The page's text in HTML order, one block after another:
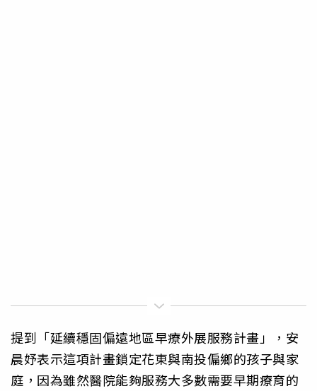
提到「延續穩固偏遠地區早療外展服務計畫」，安
晨妤表示這項計畫鎖定花東與南投偏鄉的孩子與家
庭，因為雖然醫院能夠服務大多數需要早期療育的